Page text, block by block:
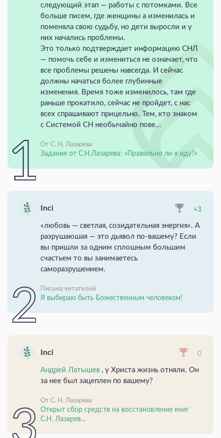
следующий этап — работы с потомками. Все
больше писем, где женщины а изменилась и
поменяла свою судьбу, но дети выросли и у
них начались проблемы.
Это только подтверждает информацию СНЛ
— помочь себе и измениться не означает, что
все проблемы решены навсегда. И сейчас
должны начаться более глубинные
изменения. Время тоже изменилось, там где
раньше прокатило, сейчас не пройдет, с нас
всех спрашивают прицельно. Тем, кто знаком
с Системой СН необычайно пове...
От С. Н. Лазарева
Задание от С.Н.Лазарева: «Правильно ли я иду?»
Inci +3
«любовь — светлая, созидательная энергия». А
разрушаюшая — это дьявол по-вашему? Если
вы пришли за одним сплошным большим
счастьем то вы занимаетесь
саморазрушением.
Письма читателей
Я выбираю быть Божественным человеком!
Inci 0
Андрей Латышев , у Христа жизнь отняли. Он
за нее был зацеплен по вашему?
От С. Н. Лазарева
Открыт сбор средств на восстановление книг
С.Н. Лазарев...